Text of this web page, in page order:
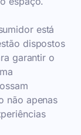
está
dispostos
garantir o
não apenas